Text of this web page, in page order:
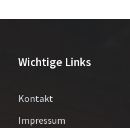
Wichtige Links
Kontakt
Impressum